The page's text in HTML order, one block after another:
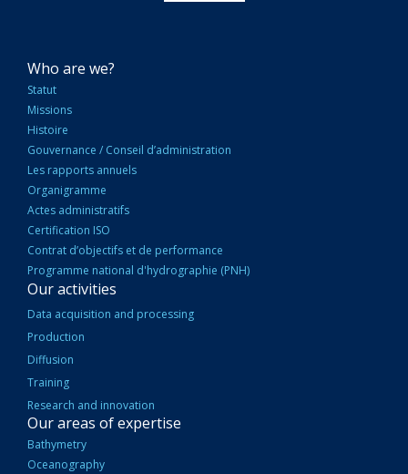
NAVIGATION
PRINCIPALE
Who are we?
Statut
Missions
Histoire
Gouvernance / Conseil d’administration
Les rapports annuels
Organigramme
Actes administratifs
Certification ISO
Contrat d’objectifs et de performance
Programme national d'hydrographie (PNH)
Our activities
Data acquisition and processing
Production
Diffusion
Training
Research and innovation
Our areas of expertise
Bathymetry
Oceanography